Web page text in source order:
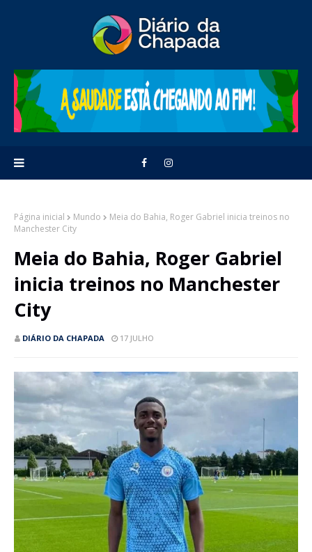
Página inicial Mundo
Meia do Bahia, Roger Gabriel inicia treinos no
Manchester City
Meia do Bahia, Roger Gabriel
inicia treinos no Manchester
City
DIÁRIO DA CHAPADA 17 JULHO